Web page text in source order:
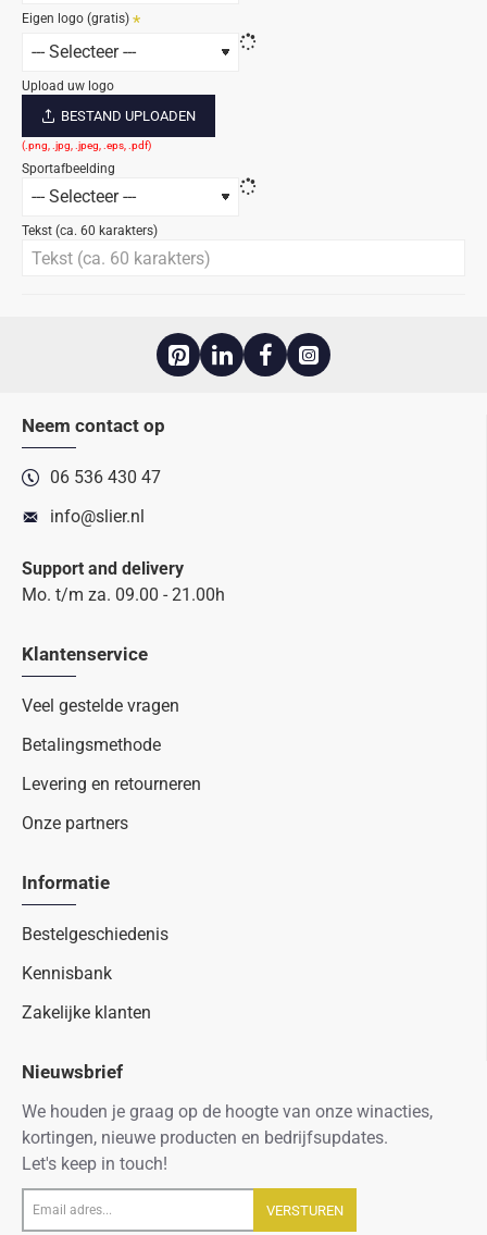
Eigen logo (gratis)
Upload uw logo
BESTAND UPLOADEN
Sportafbeelding
Tekst (ca. 60 karakters)
Neem contact op
06 536 430 47
info@slier.nl
Support and delivery
Mo. t/m za. 09.00 - 21.00h
Klantenservice
Veel gestelde vragen
Betalingsmethode
Levering en retourneren
Onze partners
Informatie
Bestelgeschiedenis
Kennisbank
Zakelijke klanten
Nieuwsbrief
We houden je graag op de hoogte van onze winacties,
kortingen, nieuwe producten en bedrijfsupdates.
Let's keep in touch!
adres...
VERSTUREN